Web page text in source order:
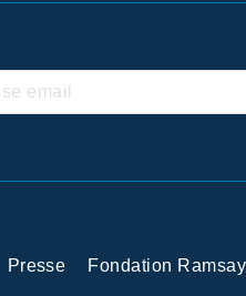
Presse
Fondation